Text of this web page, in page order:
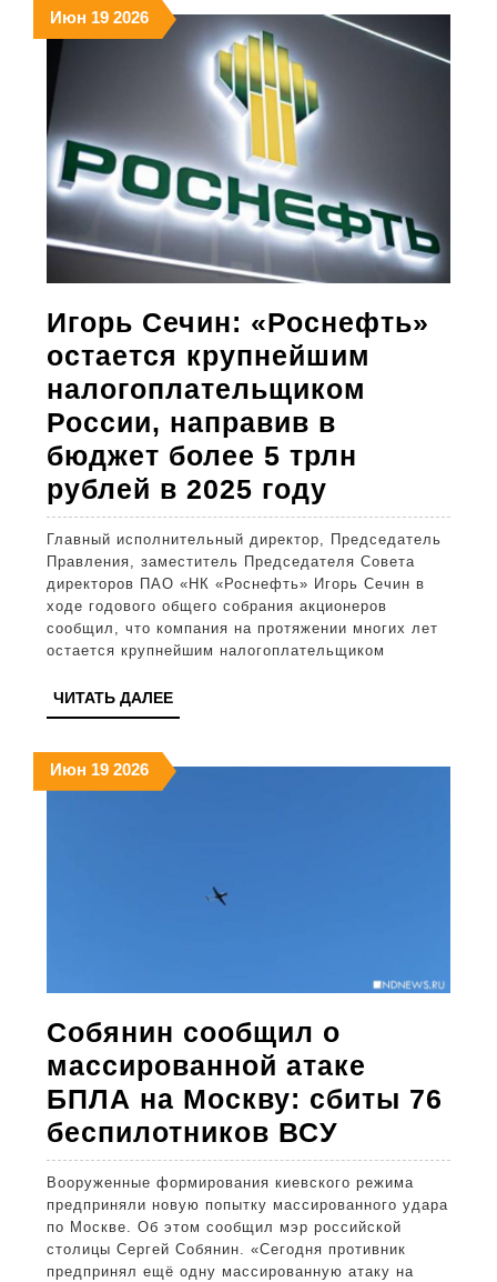
один
раз
неделю:
как
спорт
влияет
на
здоровье
ребенка
Июн 19.06.2026
1919.06.2026
202619.06.2026
Игорь Сечин: «Роснефть»
остается крупнейшим
налогоплательщиком
России, направив в
бюджет более 5 трлн
рублей в 2025 году
Сечин:
остается
2025
году
Главный исполнительный директор, Председатель
Правления, заместитель Председателя Совета
директоров ПАО «НК «Роснефть» Игорь Сечин в
ходе годового общего собрания акционеров
сообщил, что компания на протяжении многих лет
остается крупнейшим налогоплательщиком
ЧИТАТЬ ДАЛЕЕЧИТАТЬ
ДАЛЕЕ
Июн 19.06.2026
1919.06.2026
202619.06.2026
Собянин сообщил о
массированной атаке
БПЛА на Москву: сбиты 76
беспилотников ВСУ
сообщил
о
атаке
Вооруженные формирования киевского режима
предприняли новую попытку массированного удара
по Москве. Об этом сообщил мэр российской
столицы Сергей Собянин. «Сегодня противник
предпринял ещё одну массированную атаку на